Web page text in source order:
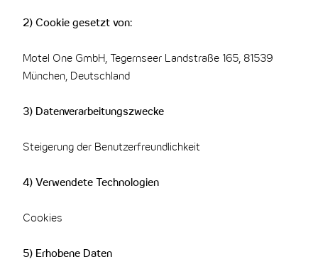
2) Cookie gesetzt von:
Motel One GmbH, Tegernseer Landstraße 165, 81539
München, Deutschland
3) Datenverarbeitungszwecke
Steigerung der Benutzerfreundlichkeit
4) Verwendete Technologien
Cookies
5) Erhobene Daten